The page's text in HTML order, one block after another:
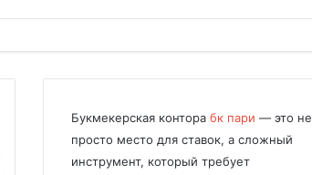
Букмекерская конторабк пари — это не
просто место для ставок, а сложный
инструмент, который требует